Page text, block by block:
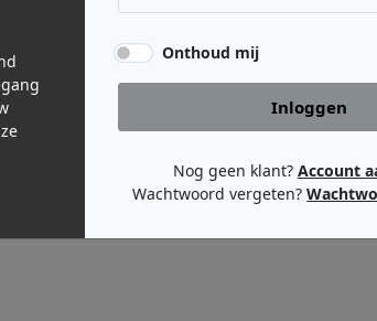
€ 119,00
Se-
€
Onthoud mij
Inloggen
Nog geen klant? Account
Wachtwoord vergeten?